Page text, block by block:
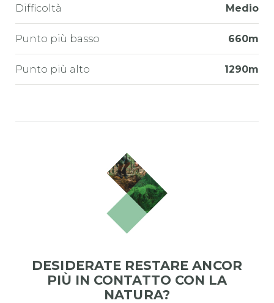
Difficoltà Medio
Punto più basso 660m
Punto più alto 1290m
DESIDERATE RESTARE ANCOR
PIÙ IN CONTATTO CON LA
NATURA?